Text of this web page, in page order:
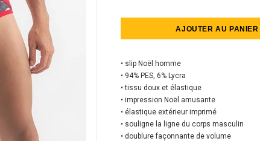
• slip Noël homme
• 94% PES, 6% Lycra
• tissu doux et élastique
• impression Noël amusante
• élastique extérieur imprimé
• souligne la ligne du corps masculin
• doublure façonnante de volume